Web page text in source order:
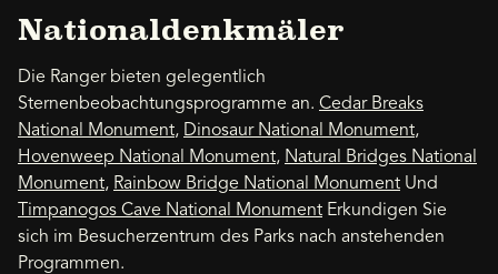
Nationaldenkmäler
Die Ranger bieten gelegentlich
Sternenbeobachtungsprogramme an. Cedar Breaks
National Monument, Dinosaur National Monument,
Hovenweep National Monument, Natural Bridges National
Monument, Rainbow Bridge National Monument Und
Timpanogos Cave National Monument Erkundigen Sie
sich im Besucherzentrum des Parks nach anstehenden
Programmen.